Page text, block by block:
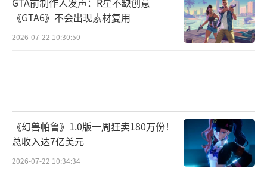
《GTA6》不会出现素材复用
2026-07-22 10:30:50
《幻兽帕鲁》1.0版一周狂卖180万份！
总收入达7亿美元
2026-07-22 10:34:34